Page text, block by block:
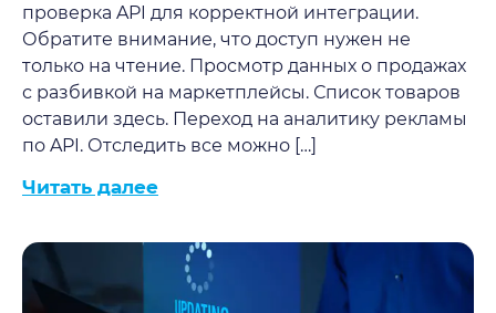
проверка API для корректной интеграции.
Обратите внимание, что доступ нужен не
только на чтение. Просмотр данных о продажах
с разбивкой на маркетплейсы. Список товаров
оставили здесь. Переход на аналитику рекламы
по API. Отследить все можно […]
Читать далее